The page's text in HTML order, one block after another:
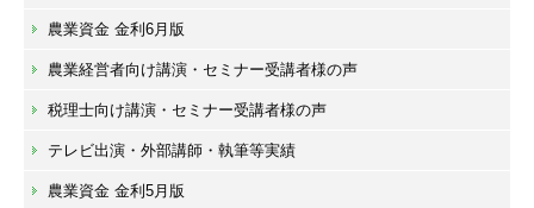
農業資金 金利6月版
農業経営者向け講演・セミナー受講者様の声
税理士向け講演・セミナー受講者様の声
テレビ出演・外部講師・執筆等実績
農業資金 金利5月版